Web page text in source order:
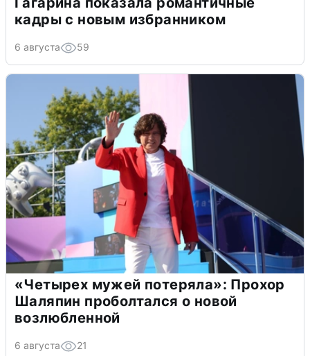
кадры с новым избранником
6 августа 59
«Четырех мужей потеряла»: Прохор
Шаляпин проболтался о новой
возлюбленной
6 августа 21